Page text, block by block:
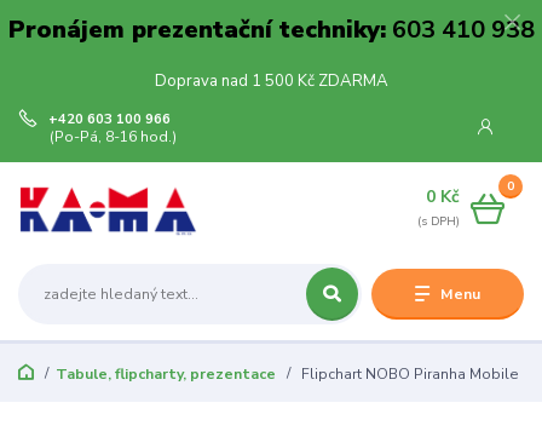
Pronájem prezentační techniky:603 410 938
Doprava nad 1 500 Kč ZDARMA
Menu
+420 603 100 966
(Po-Pá, 8-16 hod.)
0
0 Kč
Tabule, flipcharty, prezentace Flipchart NOBO Piranha Mobile